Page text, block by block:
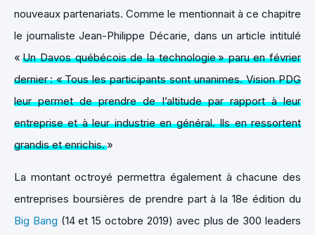
nouveaux partenariats. Comme le mentionnait à ce chapitre
le journaliste Jean-Philippe Décarie, dans un article intitulé
« Un Davos québécois de la technologie » paru en février
dernier : « Tous les participants sont unanimes. Vision PDG
leur permet de prendre de l’altitude par rapport à leur
entreprise et à leur industrie en général. Ils en ressortent
grandis et enrichis.»
La montant octroyé permettra également à chacune des
entreprises boursières de prendre part à la 18e édition du
Big Bang (14 et 15 octobre 2019) avec plus de 300 leaders